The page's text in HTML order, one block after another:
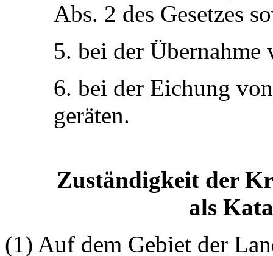
Abs. 2 des Gesetzes
5. bei der
6. bei der Eichung
geräten.
Zuständigkeit der
als
(1) Auf dem Gebiet der